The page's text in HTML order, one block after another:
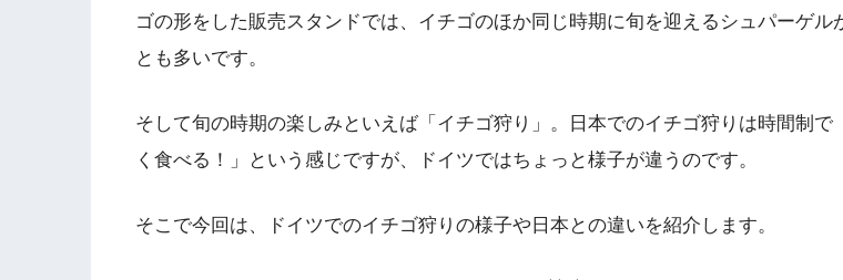
ゴの形をした販売スタンドでは、イチゴのほか同じ時期に旬を迎えるシュパーゲル
とも多いです。
そして旬の時期の楽しみといえば「イチゴ狩り」。日本でのイチゴ狩りは時間制で
く食べる！」という感じですが、ドイツではちょっと様子が違うのです。
そこで今回は、ドイツでのイチゴ狩りの様子や日本との違いを紹介します。